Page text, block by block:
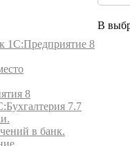
1С:Предприятие 8
8
7.7
в банк.
В